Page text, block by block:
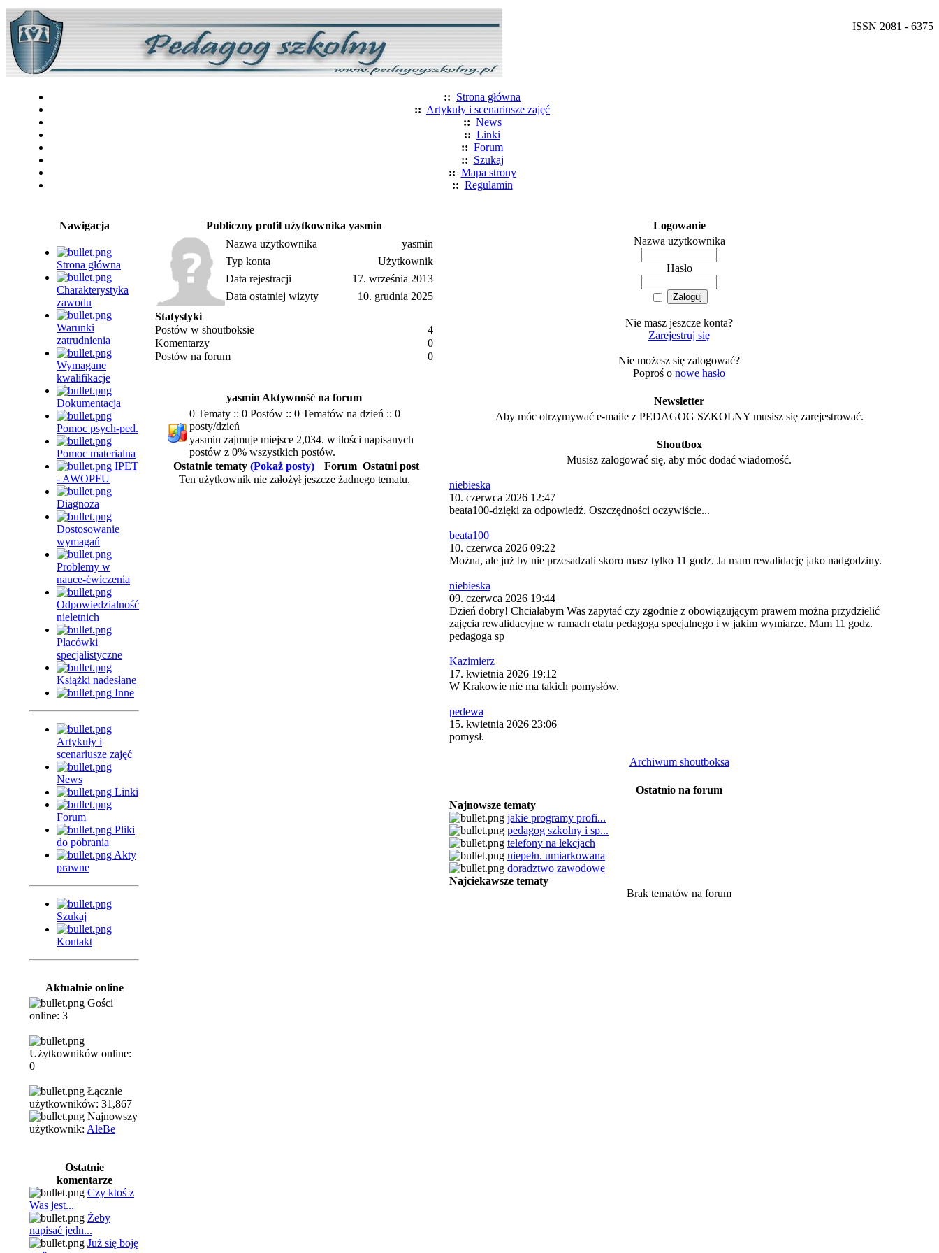
ISSN 2081 - 6375
:: Strona główna
:: Artykuły i scenariusze zajęć
:: News
:: Linki
:: Forum
:: Szukaj
:: Mapa strony
:: Regulamin
Nawigacja
Strona główna
Charakterystyka
zawodu
Warunki
zatrudnienia
Wymagane
kwalifikacje
Dokumentacja
Pomoc psych-ped.
Pomoc materialna
IPET
- AWOPFU
Diagnoza
Dostosowanie
wymagań
Problemy w
nauce-ćwiczenia
Odpowiedzialność
nieletnich
Placówki
specjalistyczne
Książki nadesłane
Inne
Artykuły i
scenariusze zajęć
News
Linki
Forum
Pliki
do pobrania
Akty
prawne
Szukaj
Kontakt
Aktualnie online
Gości
online: 3
Użytkowników online:
0
Łącznie
użytkowników: 31,867
Najnowszy
użytkownik: AleBe
Ostatnie
komentarze
Czy ktoś z
Was jest...
Żeby
napisać jedn...
Już się boję
Publiczny profil użytkownika yasmin
Nazwa użytkownika
yasmin
Typ konta
Użytkownik
Data rejestracji
17. września 2013
Data ostatniej wizyty
10. grudnia 2025
Statystyki
Postów w shoutboksie
4
Komentarzy
0
Postów na forum
0
yasmin Aktywność na forum
0 Tematy :: 0 Postów :: 0 Tematów na dzień :: 0
posty/dzień
yasmin zajmuje miejsce 2,034. w ilości napisanych
postów z 0% wszystkich postów.
Ostatnie tematy (Pokaż posty) Forum Ostatni post
Ten użytkownik nie założył jeszcze żadnego tematu.
Logowanie
Nazwa użytkownika
Hasło
Nie masz jeszcze konta?
Zarejestruj się
Nie możesz się zalogować?
Poproś o nowe hasło
Newsletter
Aby móc otrzymywać e-maile z PEDAGOG SZKOLNY musisz się zarejestrować.
Shoutbox
Musisz zalogować się, aby móc dodać wiadomość.
niebieska
10. czerwca 2026 12:47
beata100-dzięki za odpowiedź. Oszczędności oczywiście...
beata100
10. czerwca 2026 09:22
Można, ale już by nie przesadzali skoro masz tylko 11 godz. Ja mam rewalidację jako nadgodziny.
niebieska
09. czerwca 2026 19:44
Dzień dobry! Chciałabym Was zapytać czy zgodnie z obowiązującym prawem można przydzielić
zajęcia rewalidacyjne w ramach etatu pedagoga specjalnego i w jakim wymiarze. Mam 11 godz.
pedagoga sp
Kazimierz
17. kwietnia 2026 19:12
W Krakowie nie ma takich pomysłów.
pedewa
15. kwietnia 2026 23:06
pomysł.
Archiwum shoutboksa
Ostatnio na forum
Najnowsze tematy
jakie programy profi...
pedagog szkolny i sp...
telefony na lekcjach
niepełn. umiarkowana
doradztwo zawodowe
Najciekawsze tematy
Brak tematów na forum